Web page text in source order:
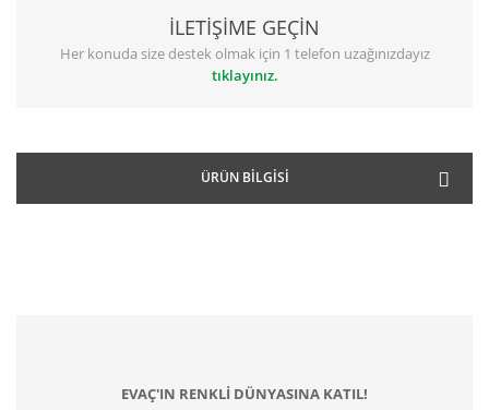
İLETİŞİME GEÇİN
Her konuda size destek olmak için 1 telefon uzağınızdayız
tıklayınız.
ÜRÜN BILGISI
EVAÇ'IN RENKLİ DÜNYASINA KATIL!